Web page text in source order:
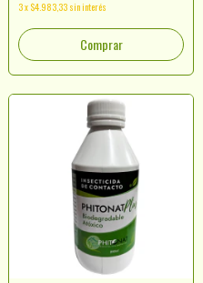
3x $4.983,33 sin interés